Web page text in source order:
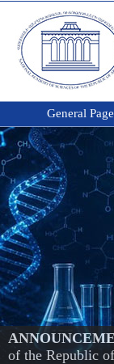
General Page
of the Republic